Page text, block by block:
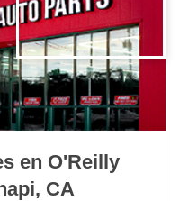
en O'Reilly
CA